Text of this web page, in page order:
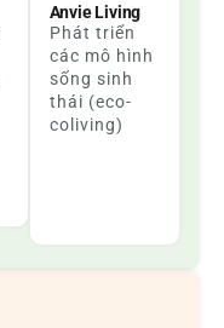
Anvie Living
Phát triển
các mô hình
sống sinh
thái (eco-
coliving)